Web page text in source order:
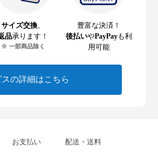
サイズ交換
品承ります！
※ 一部商品除く
豊富な決済！
後払いやPayPayも利
用可能
の詳細はこちら
お支払い 配送・送料